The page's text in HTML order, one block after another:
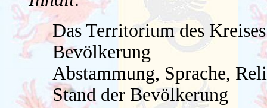
Das Territorium des Kreises
Bevölkerung
Abstammung, Sprache,
Stand der Bevölkerung